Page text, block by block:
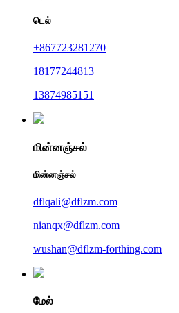
டெல்
+867723281270
18177244813
13874985151
மின்னஞ்சல்
மின்னஞ்சல்
dflqali@dflzm.com
nianqx@dflzm.com
wushan@dflzm-forthing.com
மேல்